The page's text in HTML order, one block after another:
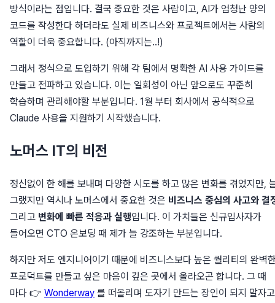
방식이라는 점입니다. 결국 중요한 것은 사람이고, AI가 엄청난 양의
코드를 작성한다 하더라도 실제 비즈니스와 프로젝트에서는 사람의
역할이 더욱 중요합니다. (아직까지는..!)
그래서 정식으로 도입하기 위해 각 팀에서 명확한 AI 사용 가이드를
만들고 전파하고 있습니다. 이는 일회성이 아닌 앞으로도 꾸준히
학습하며 관리해야할 부분입니다. 1월 부터 회사에서 공식적으로
Claude 사용을 지원하기 시작했습니다.
노머스 IT의 비전
정신없이 한 해를 보내며 다양한 시도를 하고 많은 변화를 겪었지만,
그랬지만 역시나 노머스에서 중요한 것은 비즈니스 중심의 사고와 결
그리고 변화에 빠른 적응과 실행입니다. 이 가치들은 신규입사자가
들어오면 CTO 온보딩 때 제가 늘 강조하는 부분입니다.
하지만 저도 엔지니어이기 때문에 비즈니스보다 높은 퀄리티의 완벽
프로덕트를 만들고 싶은 마음이 깊은 곳에서 올라오곤 합니다. 그 때
마다 👉 Wonderway 를 떠올리며 도자기 만드는 장인이 되지 말자고